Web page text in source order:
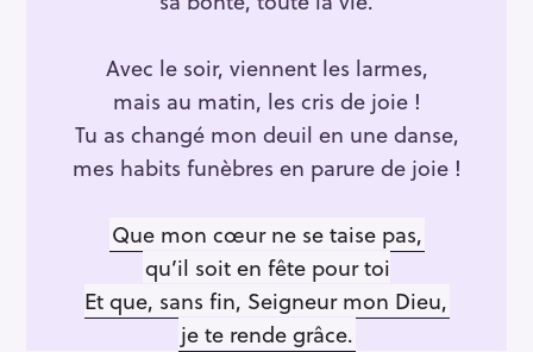
Avec le soir, viennent les larmes,
mais au matin, les cris de joie !
Tu as changé mon deuil en une danse,
mes habits funèbres en parure de joie !
Que mon cœur ne se taise pas,
qu’il soit en fête pour toi
Et que, sans fin, Seigneur mon Dieu,
je te rende grâce.